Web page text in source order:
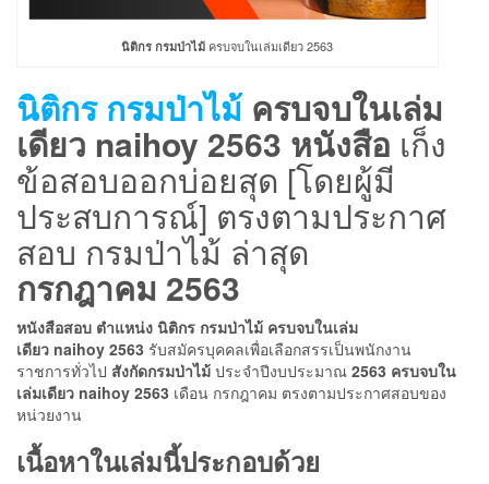
นิติกร กรมป่าไม้ ครบจบในเล่มเดียว 2563
นิติกร กรมป่าไม้ครบจบในเล่ม
เดียว naihoy 2563 หนังสือ เก็ง
ข้อสอบออกบ่อยสุด [โดยผู้มี
ประสบการณ์] ตรงตามประกาศ
สอบ กรมป่าไม้ ล่าสุด
กรกฎาคม 2563
หนังสือสอบ ตำแหน่ง นิติกร กรมป่าไม้ ครบจบในเล่ม
เดียว naihoy 2563 รับสมัครบุคคลเพื่อเลือกสรรเป็นพนักงาน
ราชการทั่วไป สังกัดกรมป่าไม้ ประจำปีงบประมาณ 2563 ครบจบใน
เล่มเดียว naihoy 2563 เดือน กรกฎาคม ตรงตามประกาศสอบของ
หน่วยงาน
เนื้อหาในเล่มนี้ประกอบด้วย